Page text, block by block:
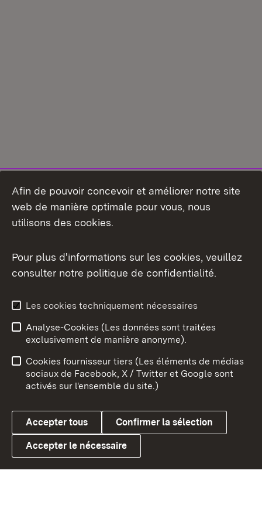
Aperçu des thèmes
Link zum Landesportal
Conseils d'utilisation
Confidentialité
Cookies
Afin de pouvoir concevoir et améliorer notre site
web de manière optimale pour vous, nous
utilisons des cookies.
Pour plus d'informations sur les cookies, veuillez
consulter notre politique de confidentialité.
Les cookies techniquement nécessaires
Analyse-Cookies (Les données sont traitées
exclusivement de manière anonyme).
Cookies fournisseur tiers (Les éléments de médias
sociaux de Facebook, X / Twitter et Google sont
activés sur l'ensemble du site.)
Accepter tous Confirmer la sélection
Accepter le nécessaire